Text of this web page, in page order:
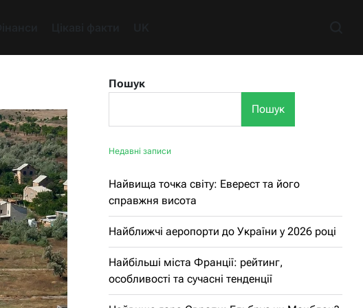
Пошук
Пошук
Недавні записи
Найвища точка світу: Еверест та його
справжня висота
Найближчі аеропорти до України у 2026 році
Найбільші міста Франції: рейтинг,
особливості та сучасні тенденції